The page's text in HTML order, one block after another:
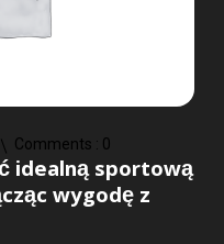
Comments : 0
idealną sportową
wygodę z